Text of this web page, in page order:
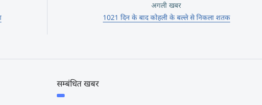
अगली खबर
1021 दिन के बाद कोहली के बल्ले से निकला शतक
सम्बंधित खबर